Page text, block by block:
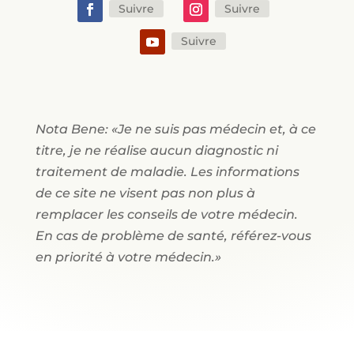
Suivre Suivre
Suivre
Nota Bene: «Je ne suis pas médecin et, à ce
titre, je ne réalise aucun diagnostic ni
traitement de maladie. Les informations
de ce site ne visent pas non plus à
remplacer les conseils de votre médecin.
En cas de problème de santé, référez-vous
en priorité à votre médecin.»